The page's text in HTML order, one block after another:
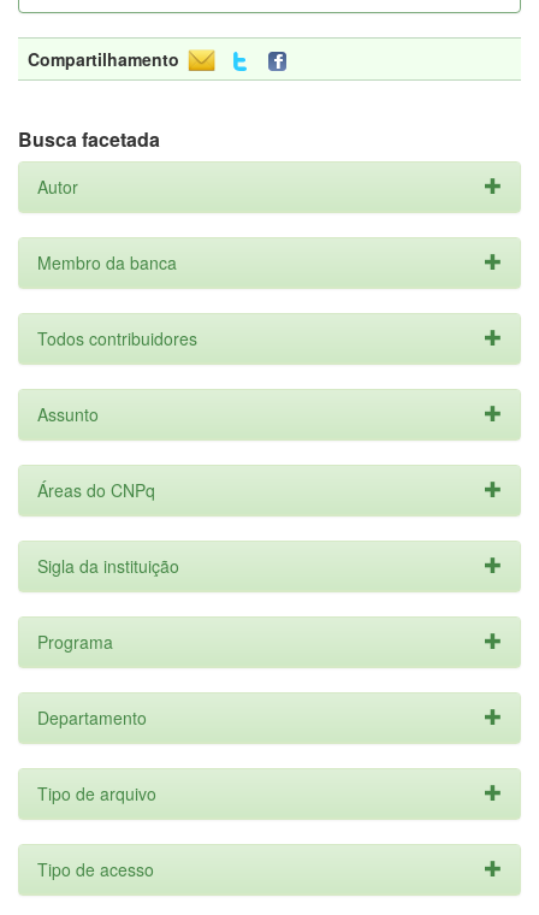
Compartilhamento
Busca facetada
Autor
Membro da banca
Todos contribuidores
Assunto
Áreas do CNPq
Sigla da instituição
Programa
Departamento
Tipo de arquivo
Tipo de acesso